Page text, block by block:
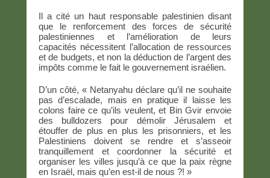
Il a cité un haut responsable palestinien disant
que le renforcement des forces de sécurité
palestiniennes et l’amélioration de leurs
capacités nécessitent l’allocation de ressources
et de budgets, et non la déduction de l’argent des
impôts comme le fait le gouvernement israélien.
D’un côté, « Netanyahu déclare qu’il ne souhaite
pas d’escalade, mais en pratique il laisse les
colons faire ce qu’ils veulent, et Bin Gvir envoie
des bulldozers pour démolir Jérusalem et
étouffer de plus en plus les prisonniers, et les
Palestiniens doivent se rendre et s’asseoir
tranquillement et coordonner la sécurité et
organiser les villes jusqu’à ce que la paix règne
en Israël, mais qu’en est-il de nous ?! »